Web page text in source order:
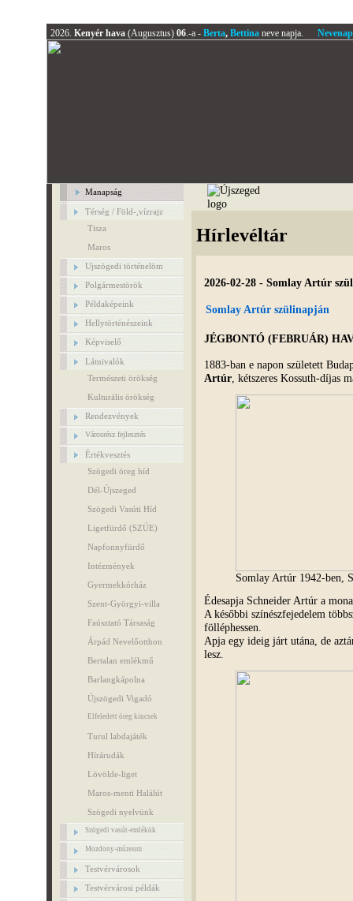
2026. Kenyér hava (Augusztus) 06.-a - Berta, Bettinaneve napja.
Manapság
Térség / Föld-,vízrajz
Tisza
Maros
Ujszögedi történelöm
Polgármestörök
Példaképeink
Hellytörténészeink
Képviselő
Látnivalók
Természeti örökség
Kulturális örökség
Rendezvények
Városrész fejlesztés
Értékvesztés
Szögedi öreg híd
Dél-Újszeged
Szögedi Vasúti Híd
Ligetfürdő (SZÚE)
Napfonnyfürdő
Intézmények
Gyermekkórház
Szent-Györgyi-villa
Faúsztató Társaság
Árpád Nevelőotthon
Bertalan emlékmű
Barlangkápolna
Újszögedi Vigadó
Elfeledett öreg kincsek
Turul labdajáték
Hírárudák
Lövölde-liget
Maros-menti Halálút
Szögedi nyelvünk
Szögedi vasút-emlékök
Mozdony-múzeum
Testvérvárosok
Testvérvárosi példák
Hírlevéltár
2026-02-28 - Somlay Artúr
Somlay Artúr szülinapján
JÉGBONTÓ (FEBRUÁR)
1883-ban e napon született
Artúr, kétszeres Kossuth-díjas
Somlay Artúr 1942-ben,
Édesapja Schneider Artúr a
A későbbi színészfejedelem
fölléphessen.
Apja egy ideig járt utána, de
lesz.